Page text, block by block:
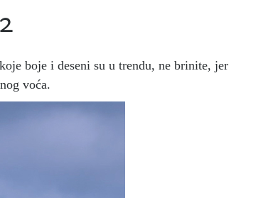
boje i deseni su u trendu, ne brinite, jer
voća.